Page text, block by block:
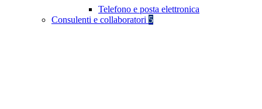
Telefono e posta elettronica
Consulenti e collaboratori 5